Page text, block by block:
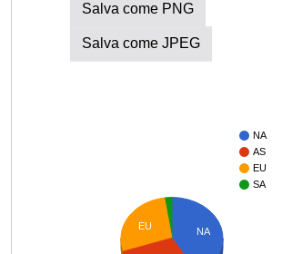
Salva come PNG
Salva come JPEG
NA
AS
EU
SA
NA
EU